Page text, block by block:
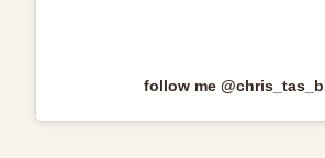
follow me